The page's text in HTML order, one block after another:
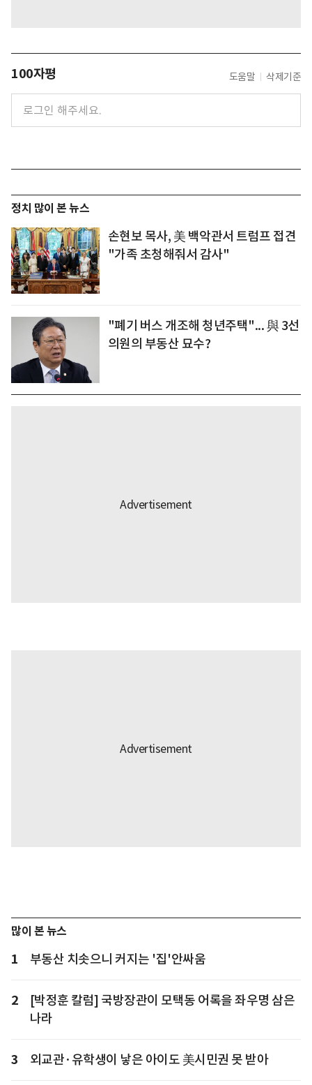
100자평 도움말 삭제기준
정치 많이 본 뉴스
손현보 목사, 美 백악관서 트럼프 접견
"가족 초청해줘서 감사"
"폐기 버스 개조해 청년주택"... 與 3선
의원의 부동산 묘수?
많이 본 뉴스
1 부동산 치솟으니 커지는 '집'안싸움
2
[박정훈 칼럼] 국방장관이 모택동 어록을 좌우명 삼은
나라
3 외교관·유학생이 낳은 아이도 美시민권 못 받아